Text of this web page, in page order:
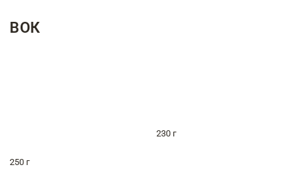
ВОК
230 г
250 г